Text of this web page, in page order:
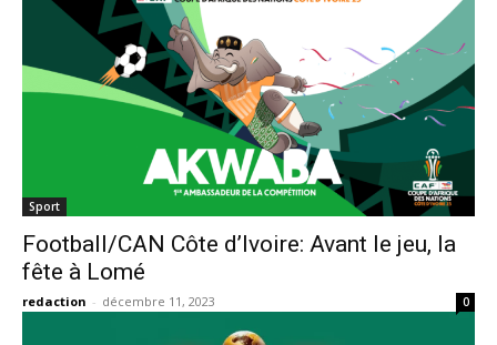
Sport
Football/CAN Côte d’Ivoire: Avant le jeu, la
fête à Lomé
redaction - décembre 11, 2023 0